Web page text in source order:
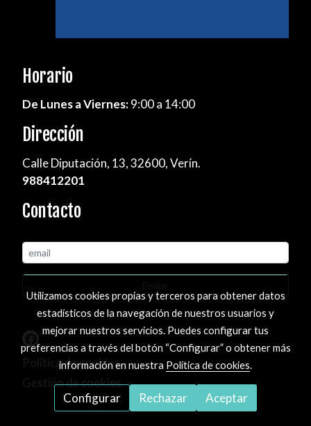
Horario
De Lunes a Viernes:9:00 a 14:00
Dirección
Calle Diputación, 13, 32600, Verín.
988412201
Contacto
Política de cookies
Gestión de cookies
Utilizamos cookies propias y terceros para obtener datos
estadísticos de la navegación de nuestros usuarios y
mejorar nuestros servicios. Puedes configurar tus
preferencias a través del botón “Configurar” o obtener más
información en nuestra Política de cookies.
Configurar Rechazar Aceptar